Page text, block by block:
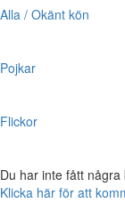
Alla / Okänt kön
Pojkar
Flickor
Du har inte fått
Klicka här för att